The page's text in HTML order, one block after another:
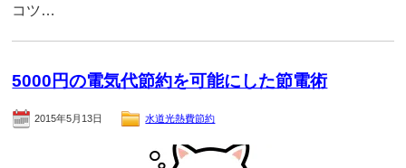
コツ…
5000円の電気代節約を可能にした節電術
2015年5月13日 水道光熱費節約